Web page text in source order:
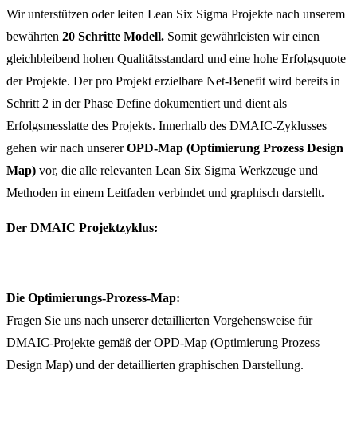
Wir unterstützen oder leiten Lean Six Sigma Projekte nach unserem
bewährten 20 Schritte Modell. Somit gewährleisten wir einen
gleichbleibend hohen Qualitätsstandard und eine hohe Erfolgsquote
der Projekte. Der pro Projekt erzielbare Net-Benefit wird bereits in
Schritt 2 in der Phase Define dokumentiert und dient als
Erfolgsmesslatte des Projekts. Innerhalb des DMAIC-Zyklusses
gehen wir nach unsererOPD-Map (Optimierung Prozess Design
Map) vor, die alle relevanten Lean Six Sigma Werkzeuge und
Methoden in einem Leitfaden verbindet und graphisch darstellt.
Der DMAIC Projektzyklus:
Die Optimierungs-Prozess-Map:
Fragen Sie uns nach unserer detaillierten Vorgehensweise für
DMAIC-Projekte gemäß der OPD-Map (Optimierung Prozess
Design Map) und der detaillierten graphischen Darstellung.